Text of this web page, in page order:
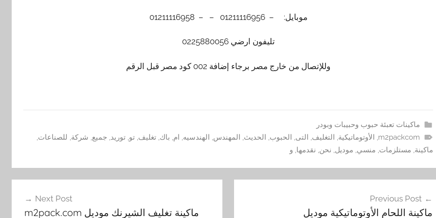
موبايل: – 01211116956 – – 01211116958
تليفون ارضي 0225880056
وللإتصال من خارج مصر برجاء إضافة 002 كود مصر قبل الرقم
ماكينات تعبئة حبوب وحبيبات وبودر
m2packcom
, الأوتوماتيكية, التغليف, التى, الحبوب, الحديث, المهندس, الهندسيه, ام, باك,تغليف,تو,توريد, جميع, شركة, للصناعات,
ماكينة, مستلزمات, منسي, موديل, نحن, نقدمها, و
Previous Post
ماكينة اللحام الأوتوماتيكية موديل
Next Post
ماكينة تغليف الشيرنك موديل m2pack.com